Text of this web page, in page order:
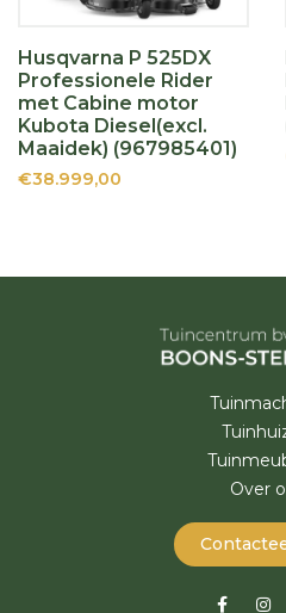
Husqvarna P 525DX
Professionele Rider
met Cabine motor
Kubota Diesel(excl.
Maaidek) (967985401)
€38.999,00
Over